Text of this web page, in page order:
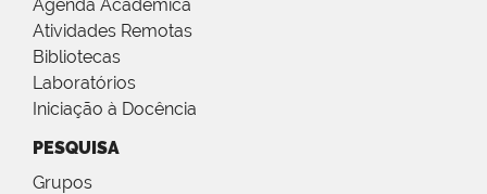
Agenda Acadêmica
Atividades Remotas
Bibliotecas
Laboratórios
Iniciação à Docência
PESQUISA
Grupos